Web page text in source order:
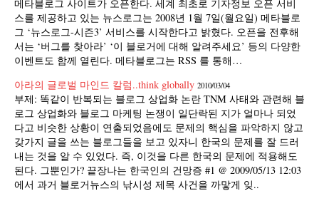
메타블로그 사이트가 오픈한다. 세계 최초로 기자정보 오픈 서비
스를 제공하고 있는 뉴스로그는 2008년 1월 7일(월요일) 메타블로
그 ‘뉴스로그-시즌3’ 서비스를 시작한다고 밝혔다. 오픈을 전후해
서는 ‘버그를 찾아라’ ‘이 블로거에 대해 알려주세요’ 등의 다양한
이벤트도 함께 열린다. 메타블로그는 RSS 를 통해…
아라의 글로벌 마인드 칼럼..think globally 2010/03/04
부제: 똑같이 반복되는 블로그 상업화 논란 TNM 사태와 관련해 블
로그 상업화와 블로그 마케팅 논쟁이 일단락된 지가 얼마나 되었
다고 비슷한 상황이 연출되었음에도 문제의 핵심을 파악하지 않고
갖가지 글을 쓰는 블로그들을 보고 있자니 한국의 문제를 잘 드러
내는 것을 알 수 있었다. 즉, 이것을 다른 한국의 문제에 적용해도
된다. 그뿐인가? 끝장나는 한국인의 건망증 #1 @ 2009/05/13 12:03
에서 과거 블로거뉴스의 낚시성 제목 사건을 까맣게 잊..